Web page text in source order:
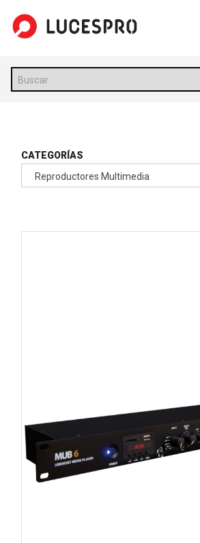
content
Búsqueda
de
productos
CATEGORÍAS
Reproductores Multimedia